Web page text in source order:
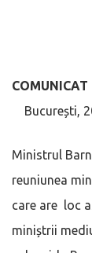
București,
Ministrul
reuniunea
care are loc
miniștrii